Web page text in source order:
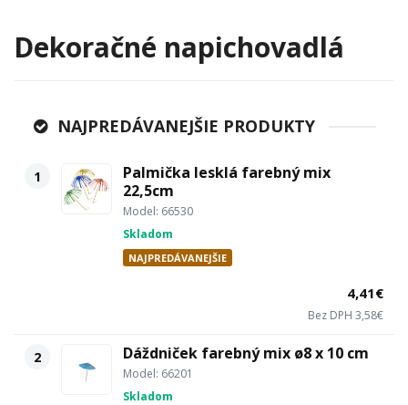
Dekoračné napichovadlá
NAJPREDÁVANEJŠIE PRODUKTY
1
Palmička lesklá farebný mix
22,5cm
Model: 66530
Skladom
NAJPREDÁVANEJŠIE
4,41€
Bez DPH 3,58€
2 Dáždniček farebný mix ø8 x 10 cm
Model: 66201
Skladom